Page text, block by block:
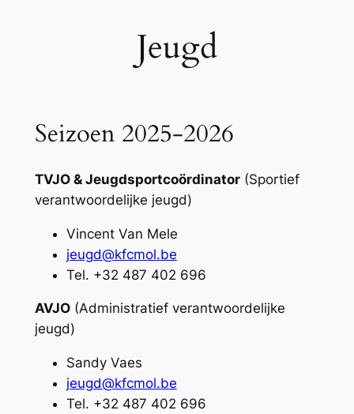
Jeugd
Seizoen 2025-2026
TVJO & Jeugdsportcoördinator(Sportief
verantwoordelijke jeugd)
Vincent Van Mele
jeugd@kfcmol.be
Tel. +32 487 402 696
AVJO(Administratief verantwoordelijke
jeugd)
Sandy Vaes
jeugd@kfcmol.be
Tel. +32 487 402 696